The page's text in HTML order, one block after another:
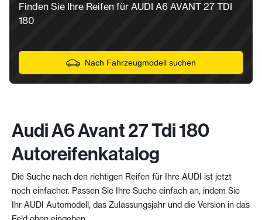
Finden Sie Ihre Reifen für AUDI A6 AVANT 27 TDI
180
Nach Fahrzeugmodell suchen
Audi A6 Avant 27 Tdi 180
Autoreifenkatalog
Die Suche nach den richtigen Reifen für Ihre AUDI ist jetzt
noch einfacher. Passen Sie Ihre Suche einfach an, indem Sie
Ihr AUDI Automodell, das Zulassungsjahr und die Version in das